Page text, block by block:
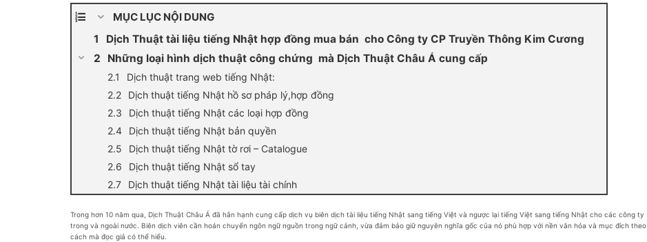
MỤC LỤC NỘI DUNG
Dịch Thuật tài liệu tiếng Nhật hợp đồng mua bán cho Công ty CP Truyền Thông Kim Cương
Những loại hình dịch thuật công chứng mà Dịch Thuật Châu Á cung cấp
Dịch thuật trang web tiếng Nhật:
Dịch thuật tiếng Nhật hồ sơ pháp lý,hợp đồng
Dịch thuật tiếng Nhật các loại hợp đồng
Dịch thuật tiếng Nhật bản quyền
Dịch thuật tiếng Nhật tờ rơi – Catalogue
Dịch thuật tiếng Nhật sổ tay
Dịch thuật tiếng Nhật tài liệu tài chính
Trong hơn 10 năm qua, Dịch Thuật Châu Á đã hân hạnh cung cấp dịch vụ biên dịch tài liệu tiếng Nhật sang tiếng Việt và ngược lại tiếng Việt sang tiếng Nhật cho các công ty
trong và ngoài nước. Biên dịch viên cần hoán chuyển ngôn ngữ nguồn trong ngữ cảnh, vừa đảm bảo giữ nguyên nghĩa gốc của nó phù hợp với nền văn hóa và mục đích theo
cách mà đọc giả có thể hiểu.